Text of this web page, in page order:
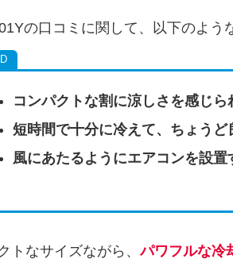
の口コミに関して、以下のよう
コンパクトな割に涼しさを感じら
短時間で十分に冷えて、ちょうど
風にあたるようにエアコンを設置
トなサイズながら、パワフルな冷